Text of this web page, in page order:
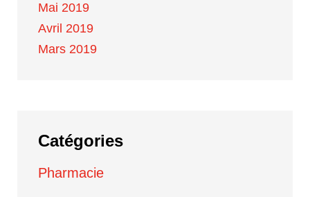
Mai 2019
Avril 2019
Mars 2019
Catégories
Pharmacie